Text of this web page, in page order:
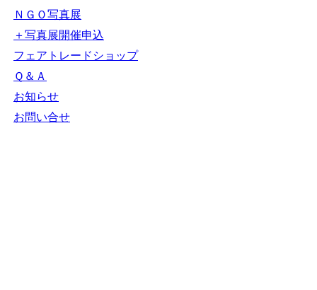
＋掲示板新規投稿
ＮＧＯカレンダー
＋カレンダー新規登録
NGOリンク
＋リンク新規登録
ＮＧＯ写真展
＋写真展開催申込